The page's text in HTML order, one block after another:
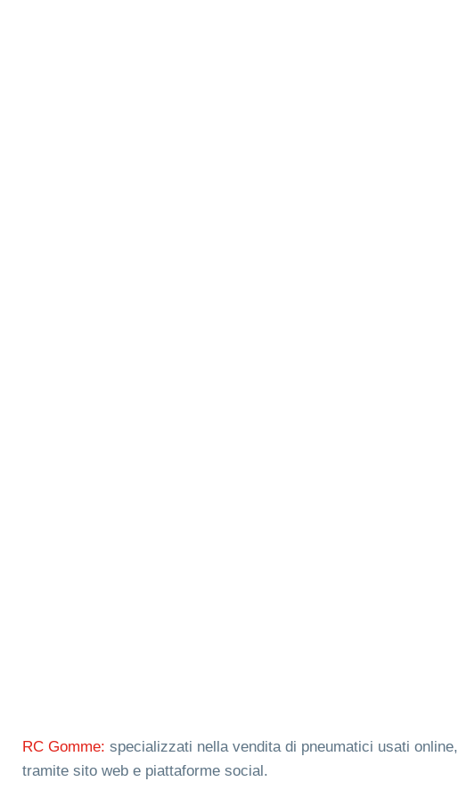
RC Gomme: specializzati nella vendita di pneumatici usati online,
tramite sito web e piattaforme social.